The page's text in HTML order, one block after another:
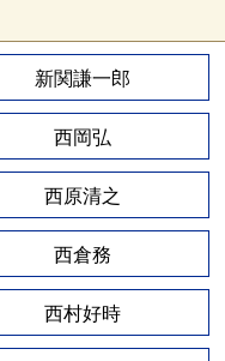
新関謙一郎
西岡弘
西原清之
西倉務
西村好時